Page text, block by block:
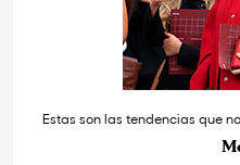
Estas son las tendencias que